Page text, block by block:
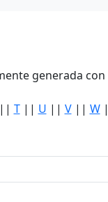
generada con
|| T|| U || V|| W